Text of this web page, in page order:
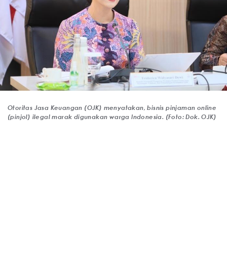
Otoritas Jasa Keuangan (OJK) menyatakan, bisnis pinjaman online
(pinjol) ilegal marak digunakan warga Indonesia. (Foto: Dok. OJK)